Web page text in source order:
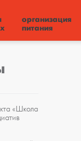
организация
питания
«Школа